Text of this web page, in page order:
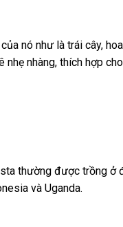
nó như là trái cây,
nhàng, thích hợp
thường được trồng ở
và Uganda.